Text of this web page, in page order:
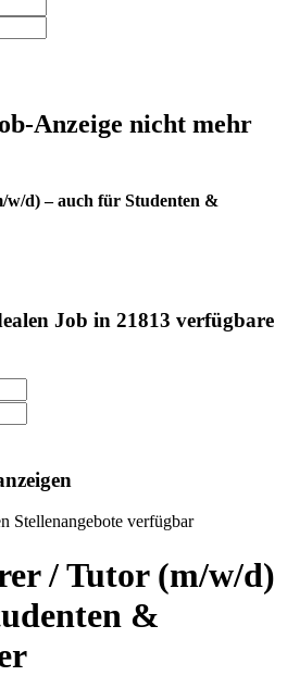
Anzeige nicht mehr
d) – auch für Studenten &
Job in 21813 verfügbare
Stellenangebote verfügbar
/ Tutor (m/w/d)
&